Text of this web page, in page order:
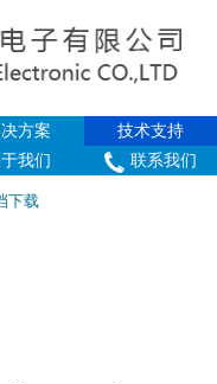
方案
技术支持
我们 联系我们
下载